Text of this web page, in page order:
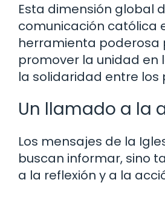
Esta dimensión global
comunicación católica
herramienta poderosa
promover la unidad en
la solidaridad entre los
Un llamado a la
Los mensajes de la
buscan informar, sino
a la reflexión y a la